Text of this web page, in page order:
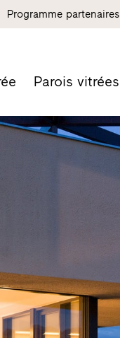
Programme partenaires
Parois vitrées